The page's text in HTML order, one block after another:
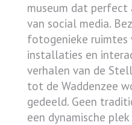
museum dat
van social media.
fotogenieke ruimtes
installaties en
verhalen van de
tot de Waddenzee
gedeeld. Geen
een dynamische